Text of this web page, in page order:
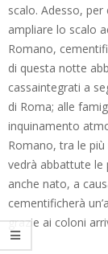
scalo. Adesso,
ampliare lo scalo
Romano,
di questa notte
cassaintegrati a
di Roma; alle
inquinamento
Romano, tra le più
vedrà abbattute le
anche nato, a
cementificherà
grazie ai coloni